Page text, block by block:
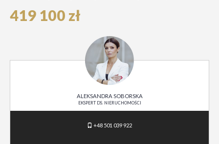
419 100 zł
ALEKSANDRA SOBORSKA
EKSPERT DS. NIERUCHOMOŚCI
+48 501 039 922